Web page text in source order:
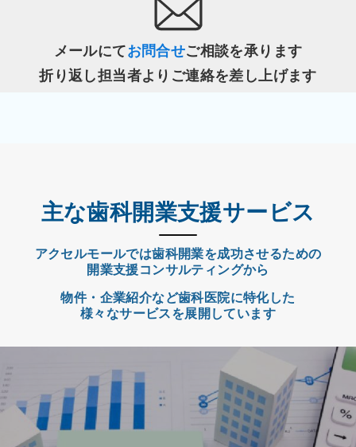
メールにてお問合せご相談を承ります
折り返し担当者よりご連絡を差し上げます
主な歯科開業支援サービス
アクセルモールでは歯科開業を成功させるための
開業支援コンサルティングから
物件・企業紹介など歯科医院に特化した
様々なサービスを展開しています